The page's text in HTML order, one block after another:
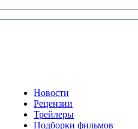
Новости
Рецензии
Трейлеры
Подборки фильмов